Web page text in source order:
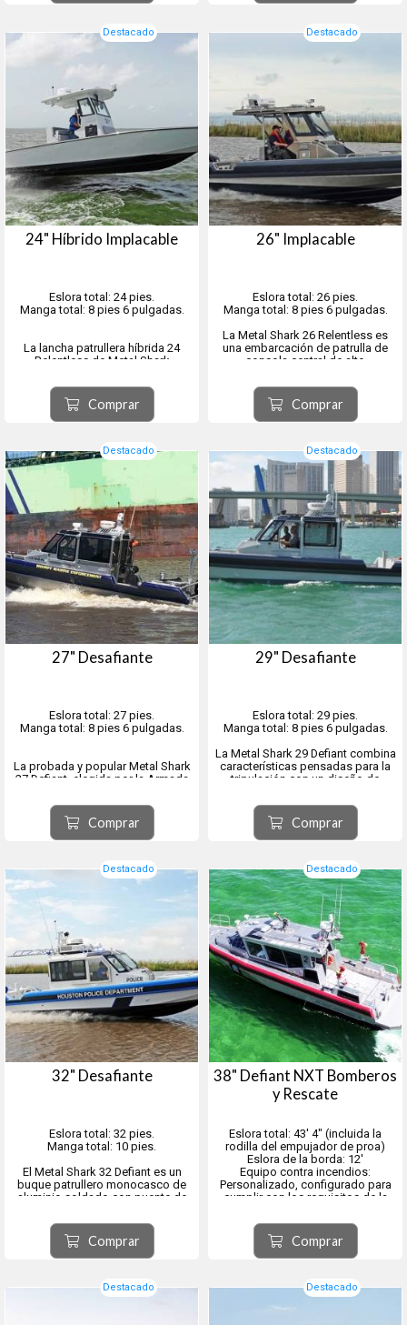
entre las fuerzas del orden ...
diseñada pensando en las
Destacado
24" Híbrido Implacable
Eslora total: 24 pies.
Manga total: 8 pies 6 pulgadas.
La lancha patrullera híbrida 24
Relentless de Metal Shark
de una embarcación de patrulla
policial diseñada específicamente
para misiones concretas.
Esta plataforma versátil y
Comprar
Destacado
26" Implacable
Eslora total: 26 pies.
Manga total: 8 pies 6 pulgadas.
La Metal Shark 26 Relentless es
una embarcación de patrulla de
consola central de alto
aluminio soldado, con una
disposición moderna y cómoda
para la tripulación, diseñada
pensando en las misiones de
Comprar
Destacado
27" Desafiante
Eslora total: 27 pies.
Manga total: 8 pies 6 pulgadas.
La probada y popular Metal Shark
27 Defiant, elegida por la Armada
policiales y de seguridad portuaria
de costa a costa, ha sido
rediseñada para ofrecer las
mismas características líderes en
Comprar
Destacado
29" Desafiante
Eslora total: 29 pies.
Manga total: 8 pies 6 pulgadas.
La Metal Shark 29 Defiant combina
características pensadas para la
tripulación con un diseño de
probada a nivel mundial.
Cientos de 29 Defiant están en
servicio en todo el mundo, con una
lista de operadore...
Comprar
Destacado
32" Desafiante
Eslora total: 32 pies.
Manga total: 10 pies.
El Metal Shark 32 Defiant es un
buque patrullero monocasco de
aluminio soldado con puente de
y personalizable ideal para
misiones militares, policiales, de
rescate y de seguridad portuaria.
Comprar
Destacado
38" Defiant NXT Bomberos
y Rescate
Eslora total: 43′ 4″ (incluida la
rodilla del empujador de proa)
Eslora de la borda: 12'
Equipo contra incendios:
Personalizado, configurado para
cumplir con los requisitos de la
Propulsión: Dos motores diésel
intraborda con propulsión a chorro
de agua, colas de tr...
Comprar
Destacado Destacado